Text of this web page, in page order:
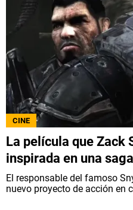
CINE
La película que Zack
inspirada en una
El responsable del famoso
nuevo proyecto de acción en